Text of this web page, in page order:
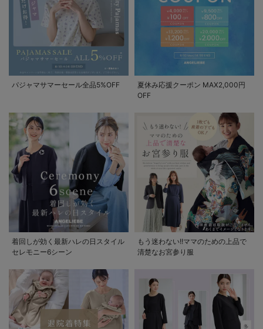
パジャマサマーセール全品5%OFF
夏休み応援クーポン MAX2,000円
OFF
着回しが効く最新ハレの日スタイル
セレモニー6シーン
もう迷わない!!ママのための上品で
清楚なお宮参り服